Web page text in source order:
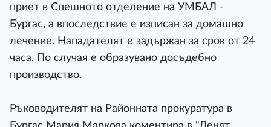
приет в Спешното отделение на УМБАЛ -
Бургас, а впоследствие е изписан за домашно
лечение. Нападателят е задържан за срок от 24
часа. По случая е образувано досъдебно
производство.
Ръководителят на Районната прокуратура в